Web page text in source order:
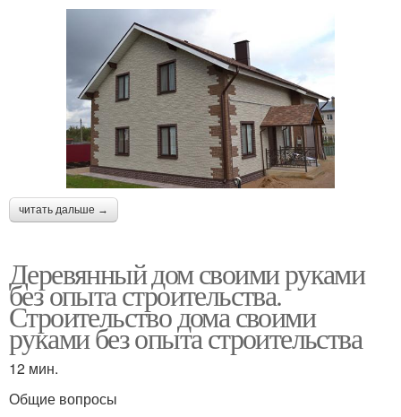
читать дальше →
Деревянный дом своими руками
без опыта строительства.
Строительство дома своими
руками без опыта строительства
12 мин.
Общие вопросы